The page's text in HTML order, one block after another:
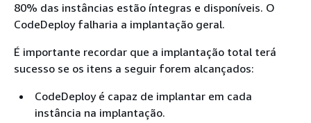
80% das instâncias estão íntegras e disponíveis. O
CodeDeploy falharia a implantação geral.
É importante recordar que a implantação total terá
sucesso se os itens a seguir forem alcançados:
CodeDeploy é capaz de implantar em cada
instância na implantação.